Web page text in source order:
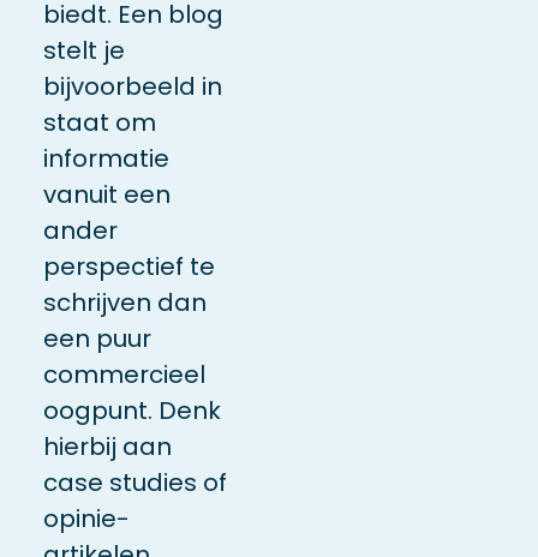
biedt. Een blog
stelt je
bijvoorbeeld in
staat om
informatie
vanuit een
ander
perspectief te
schrijven dan
een puur
commercieel
oogpunt. Denk
hierbij aan
case studies of
opinie-